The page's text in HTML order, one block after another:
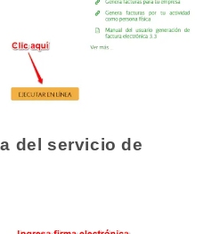
del servicio de